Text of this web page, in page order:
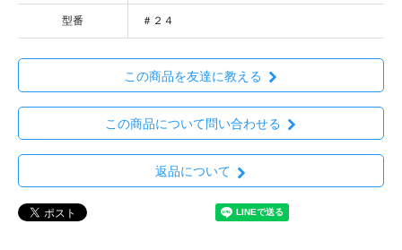
型番 ＃２４
この商品を友達に教える
この商品について問い合わせる
返品について